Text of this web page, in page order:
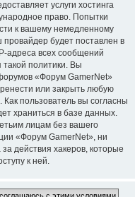
услуги хостинга
право. Попытки
к вашему немедленному
будет поставлен в
адреса всех сообщений
политики. Вы
«Форум GamerNet»
или закрыть любую
пользователь вы согласны
храниться в базе данных.
лицам без вашего
«Форум GamerNet», ни
действия хакеров, которые
к ней.